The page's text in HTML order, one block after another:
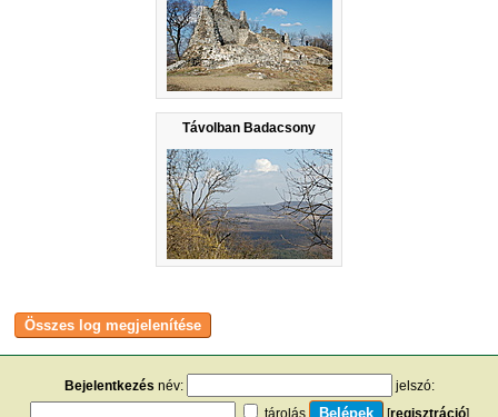
Távolban Badacsony
Bejelentkezés név:
jelszó:
tárolás
[regisztráció]